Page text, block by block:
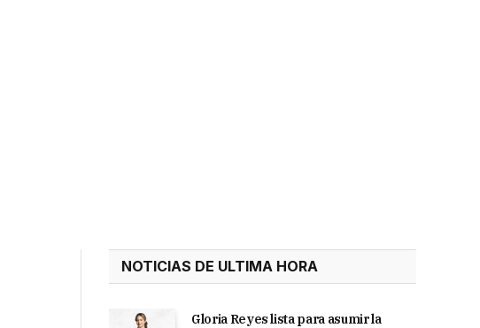
NOTICIAS DE ULTIMA HORA
Gloria Reyes lista para asumir la